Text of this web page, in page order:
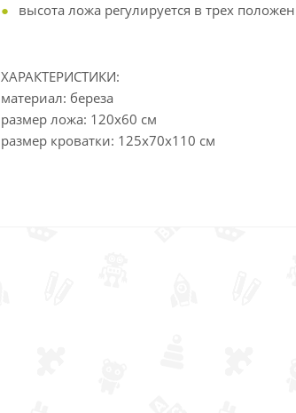
высота ложа регулируется в трех
ХАРАКТЕРИСТИКИ:
материал: береза
размер ложа: 120х60 см
размер кроватки: 125х70х110 см